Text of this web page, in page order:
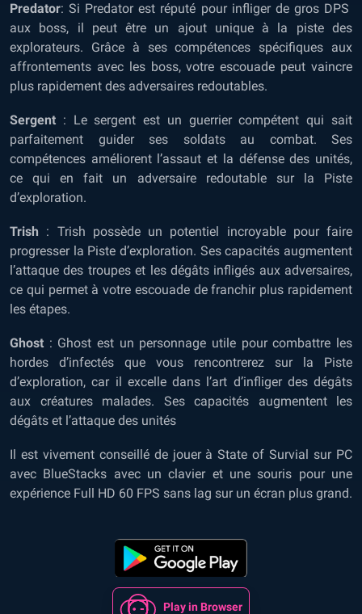
Predator: Si Predator est réputé pour infliger de gros DPS
aux boss, il peut être un ajout unique à la piste des
explorateurs. Grâce à ses compétences spécifiques aux
affrontements avec les boss, votre escouade peut vaincre
plus rapidement des adversaires redoutables.
Sergent : Le sergent est un guerrier compétent qui sait
parfaitement guider ses soldats au combat. Ses
compétences améliorent l’assaut et la défense des unités,
ce qui en fait un adversaire redoutable sur la Piste
d’exploration.
Trish : Trish possède un potentiel incroyable pour faire
progresser la Piste d’exploration. Ses capacités augmentent
l’attaque des troupes et les dégâts infligés aux adversaires,
ce qui permet à votre escouade de franchir plus rapidement
les étapes.
Ghost : Ghost est un personnage utile pour combattre les
hordes d’infectés que vous rencontrerez sur la Piste
d’exploration, car il excelle dans l’art d’infliger des dégâts
aux créatures malades. Ses capacités augmentent les
dégâts et l’attaque des unités
Il est vivement conseillé de jouer à State of Survial sur PC
avec BlueStacks avec un clavier et une souris pour une
expérience Full HD 60 FPS sans lag sur un écran plus grand.
Play in Browser